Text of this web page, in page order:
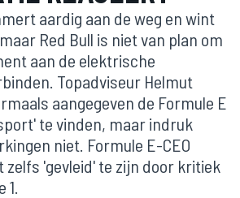
aardig aan de weg en wint
Red Bull is niet van plan om
aan de elektrische
Topadviseur Helmut
aangegeven de Formule E
te vinden, maar indruk
niet. Formule E-CEO
zelfs 'gevleid' te zijn door kritiek